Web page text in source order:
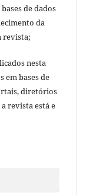
de dados
da
revista;
nesta
em bases de
diretórios
revista está e